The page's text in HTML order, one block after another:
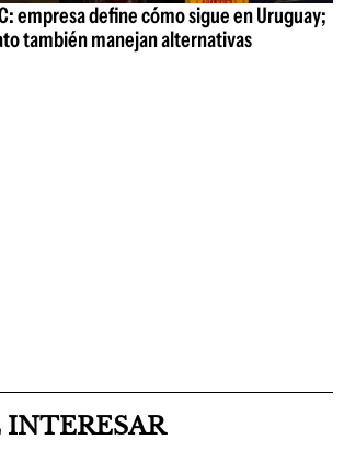
empresa define cómo sigue en Uruguay;
también manejan alternativas
INTERESAR